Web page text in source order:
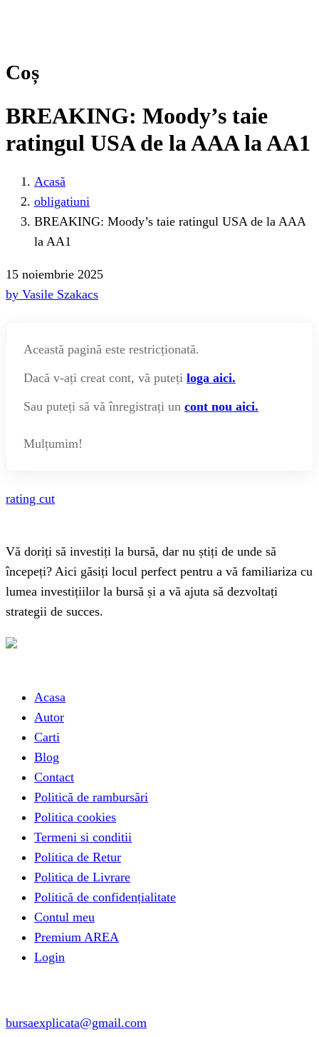
Coș
BREAKING: Moody’s taie
ratingul USA de la AAA la AA1
Acasă
obligatiuni
BREAKING: Moody’s taie ratingul USA de la AAA
la AA1
15 noiembrie 2025
by Vasile Szakacs
Această pagină este restricționată.
Dacă v-ați creat cont, vă puteți loga aici.
Sau puteți să vă înregistrați un cont nou aici.
Mulțumim!
rating cut
Vă doriți să investiți la bursă, dar nu știți de unde să
începeți? Aici găsiți locul perfect pentru a vă familiariza cu
lumea investițiilor la bursă și a vă ajuta să dezvoltați
strategii de succes.
Acasa
Autor
Carti
Blog
Contact
Politică de rambursări
Politica cookies
Termeni si conditii
Politica de Retur
Politica de Livrare
Politică de confidențialitate
Contul meu
Premium AREA
Login
bursaexplicata@gmail.com